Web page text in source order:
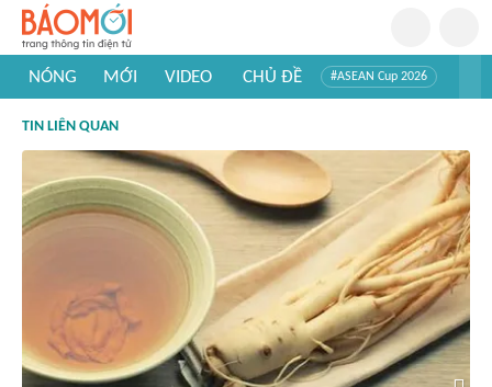
NÓNG MỚI VIDEO CHỦ ĐỀ #ASEAN Cup 2026
#Khám phá thế giới
TIN LIÊN QUAN